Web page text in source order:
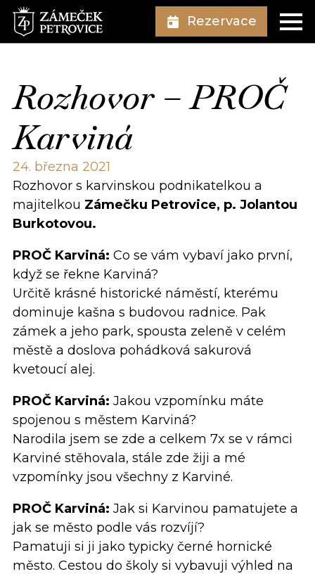
Rezervace
Rozhovor – PROČ
Karviná
24. března 2021
Rozhovor s karvinskou podnikatelkou a
majitelkou Zámečku Petrovice, p. Jolantou
Burkotovou.
PROČ Karviná: Co se vám vybaví jako první,
když se řekne Karviná?
Určitě krásné historické náměstí, kterému
dominuje kašna s budovou radnice. Pak
zámek a jeho park, spousta zeleně v celém
městě a doslova pohádková sakurová
kvetoucí alej.
PROČ Karviná: Jakou vzpomínku máte
spojenou s městem Karviná?
Narodila jsem se zde a celkem 7x se v rámci
Karviné stěhovala, stále zde žiji a mé
vzpomínky jsou všechny z Karviné.
PROČ Karviná: Jak si Karvinou pamatujete a
jak se město podle vás rozvíjí?
Pamatuji si ji jako typicky černé hornické
město. Cestou do školy si vybavuji výhled na